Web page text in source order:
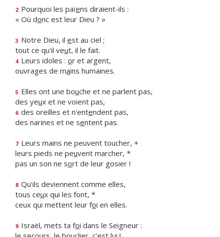
2 Pourquoi les païens diraient-ils :
« Où donc est leur Dieu ? »
3 Notre Dieu, il est au ciel ;
tout ce qu'il veut, il le fait.
4 Leurs idoles : or et argent,
ouvrages de mains humaines.
5 Elles ont une bouche et ne parlent pas,
des yeux et ne voient pas,
6 des oreilles et n'entendent pas,
des narines et ne sentent pas.
7 Leurs mains ne peuvent toucher, +
leurs pieds ne peuvent marcher, *
pas un son ne sort de leur gosier !
8 Qu'ils deviennent comme elles,
tous ceux qui les font, *
ceux qui mettent leur foi en elles.
9 Israël, mets ta foi dans le Seigneur :